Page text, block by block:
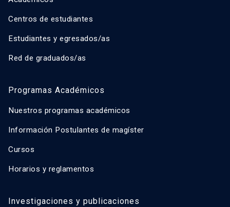
Centros de estudiantes
Estudiantes y egresados/as
Red de graduados/as
Programas Académicos
Nuestros programas académicos
Información Postulantes de magíster
Cursos
Horarios y reglamentos
Investigaciones y publicaciones